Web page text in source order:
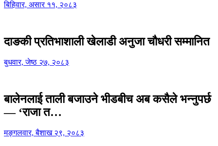
बिहिवार, असार ११, २०८३
दाङकी प्रतिभाशाली खेलाडी अनुजा चौधरी सम्मानित
बुधवार, जेष्ठ २७, २०८३
बालेनलाई ताली बजाउने भीडबीच अब कसैले भन्नुपर्छ
— ‘राजा त…
मङ्गलवार, बैशाख २९, २०८३